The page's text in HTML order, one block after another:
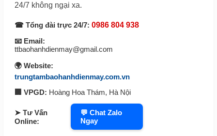
24/7 không ngại xa.
☎ Tổng đài trực 24/7: 0986 804 938
📧 Email:
ttbaohanhdienmay@gmail.com
🌍 Website:
trungtambaohanhdienmay.com.vn
🏢 VPGD: Hoàng Hoa Thám, Hà Nội
➤ Tư Vấn
Online:
💬 Chat Zalo
Ngay